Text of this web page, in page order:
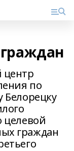
центр
по
Белорецку
целевой
граждан